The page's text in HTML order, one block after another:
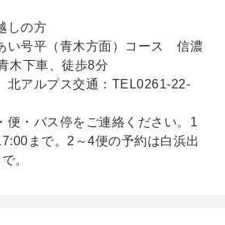
しの方
い号平（青木方面）コース 信濃
木下車、徒歩8分
アルプス交通：TEL0261-22-
便・バス停をご連絡ください。1
まで。2～4便の予約は白浜出
。